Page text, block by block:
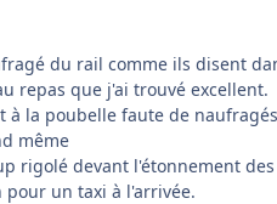
du rail comme ils disent
repas que j'ai trouvé excellent.
à la poubelle faute de
même
rigolé devant l'étonnement
un taxi à l'arrivée.